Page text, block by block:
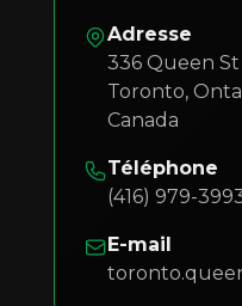
Adresse
336 Queen
Toronto,
Canada
Téléphone
(416) 979-
E-mail